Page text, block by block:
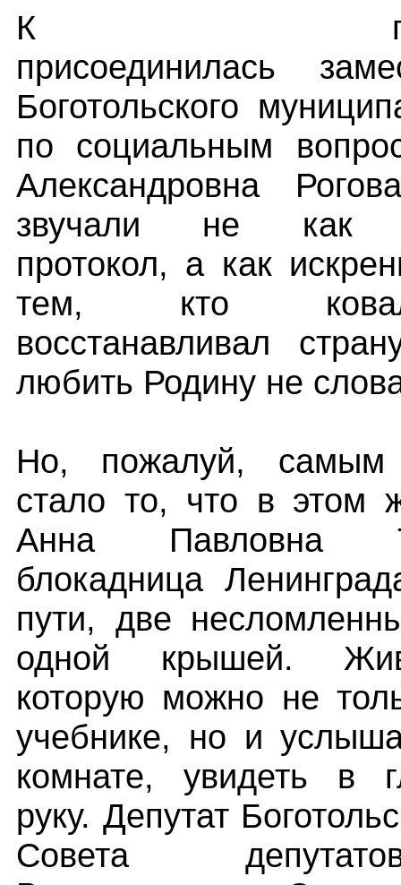
К
присоединилась
Боготольского
по социальным
Александровна
звучали не как
протокол, а как
тем, кто
восстанавливал
любить Родину не
Но, пожалуй, самым
стало то, что в этом
Анна Павловна
блокадница
пути, две
одной крышей.
которую можно не
учебнике, но и
комнате, увидеть в
руку. Депутат
Совета